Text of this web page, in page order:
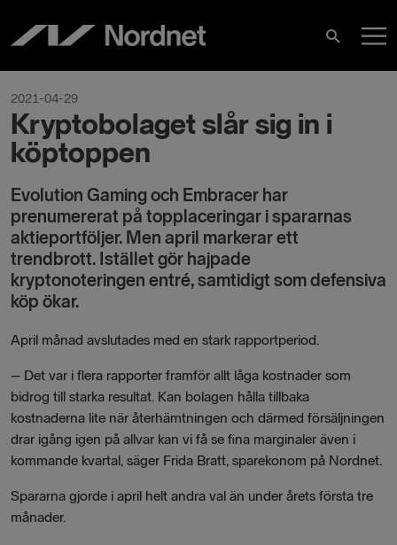
innehåll
Sök
2021-04-29
Kryptobolaget slår sig in i
köptoppen
Evolution Gaming och Embracer har
prenumererat på topplaceringar i spararnas
aktieportföljer. Men april markerar ett
trendbrott. Istället gör hajpade
kryptonoteringen entré, samtidigt som defensiva
köp ökar.
April månad avslutades med en stark rapportperiod.
– Det var i flera rapporter framför allt låga kostnader som
bidrog till starka resultat. Kan bolagen hålla tillbaka
kostnaderna lite när återhämtningen och därmed försäljningen
drar igång igen på allvar kan vi få se fina marginaler även i
kommande kvartal, säger Frida Bratt, sparekonom på Nordnet.
Spararna gjorde i april helt andra val än under årets första tre
månader.